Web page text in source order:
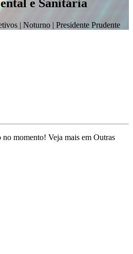
e Sanitária
| Noturno | Presidente Prudente
momento! Veja mais em Outras